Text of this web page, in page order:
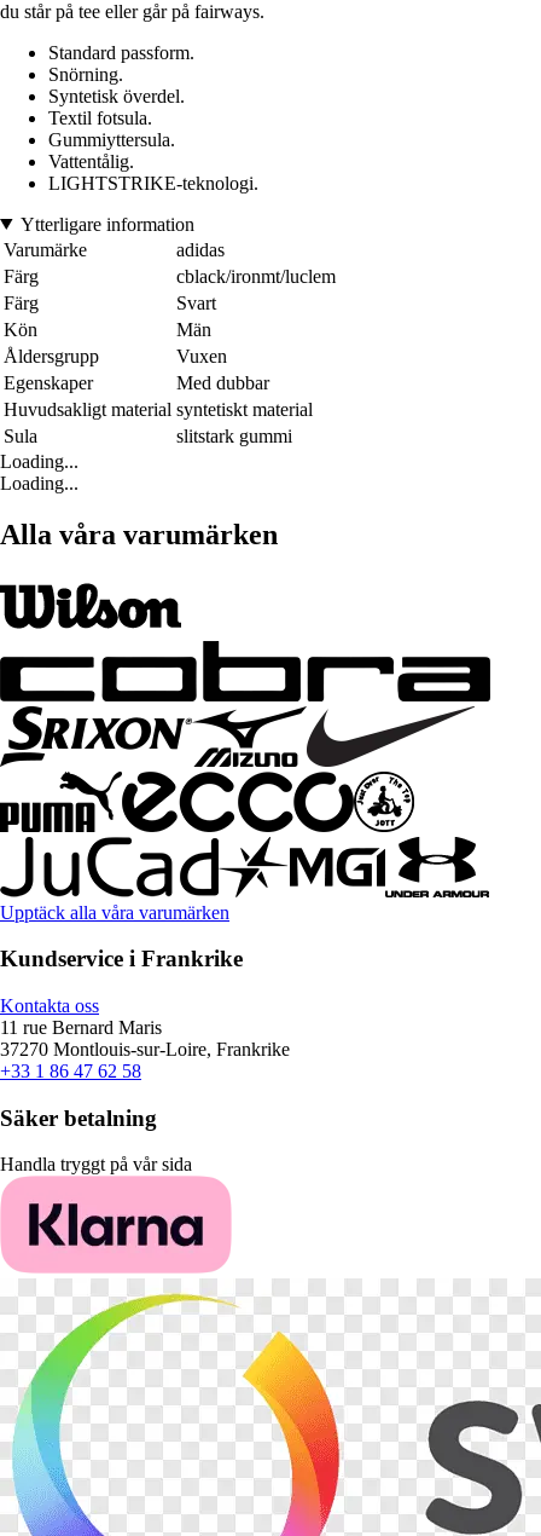
du står på tee eller går på fairways.
Standard passform.
Snörning.
Syntetisk överdel.
Textil fotsula.
Gummiyttersula.
Vattentålig.
LIGHTSTRIKE-teknologi.
Ytterligare information
Varumärke
adidas
Färg
cblack/ironmt/luclem
Färg
Svart
Kön
Män
Åldersgrupp
Vuxen
Egenskaper
Med dubbar
Huvudsakligt material syntetiskt material
Sula
slitstark gummi
Loading...
Loading...
Alla våra varumärken
Upptäck alla våra varumärken
Kundservice i Frankrike
Kontakta oss
11 rue Bernard Maris
37270 Montlouis-sur-Loire, Frankrike
+33 1 86 47 62 58
Säker betalning
Handla tryggt på vår sida